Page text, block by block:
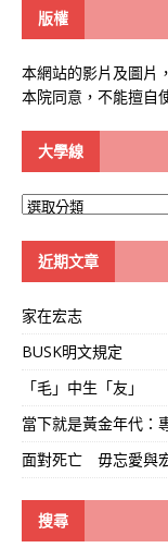
版權
本網站的影片及圖片
本院同意，不能擅自
大學線
大
近期文章
家在宏志
BUSK明文規定
「毛」中生「友」
當下就是黃金年代：
面對死亡 毋忘愛與
搜尋